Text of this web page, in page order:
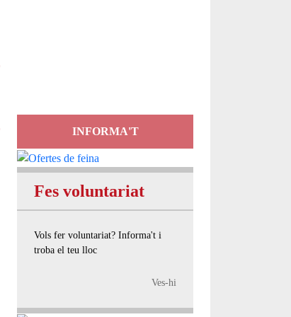
INFORMA'T
Fes voluntariat
Vols fer voluntariat? Informa't i
troba el teu lloc
Ves-hi